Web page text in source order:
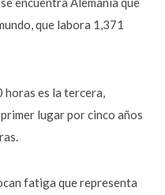
que labora 1,371
horas es la tercera,
lugar por cinco años
fatiga que representa